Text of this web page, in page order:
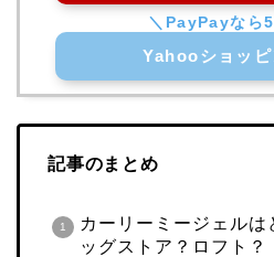
Yahooショッピ
記事のまとめ
カーリーミージェルは
ッグストア？ロフト？